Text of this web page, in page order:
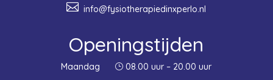
 info@fysiotherapiedinxperlo.nl
Openingstijden
Maandag } 08.00 uur – 20.00 uur